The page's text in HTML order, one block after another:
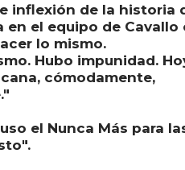
inflexión de la historia
el equipo de Cavallo
lo mismo.
Hubo impunidad.
cómodamente,
el Nunca Más para